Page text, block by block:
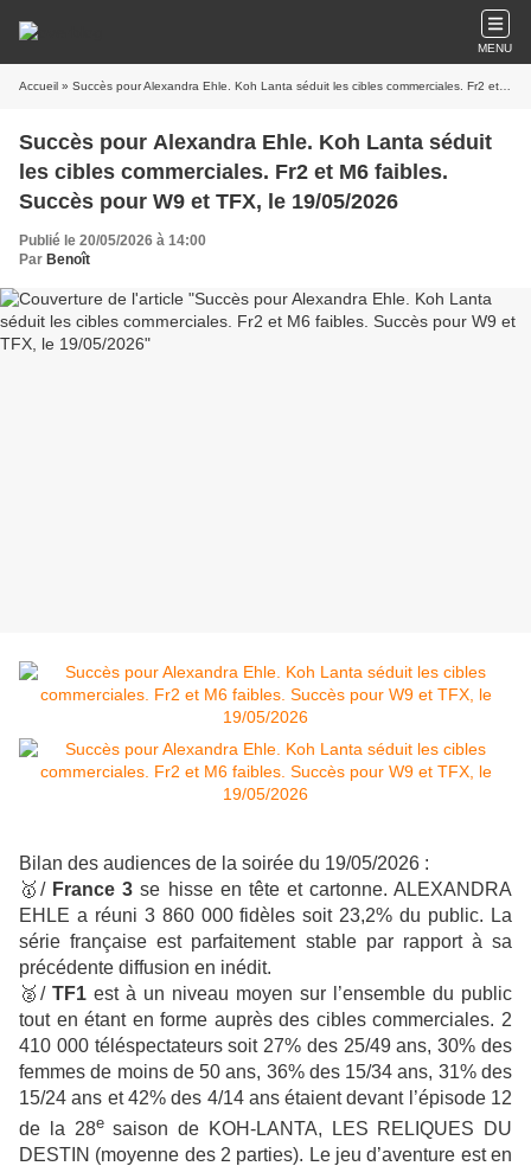
MENU
Accueil » Succès pour Alexandra Ehle. Koh Lanta séduit les cibles commerciales. Fr2 et M6 faibles. Succès pour W9 et TFX, le 19/05/2026
Succès pour Alexandra Ehle. Koh Lanta séduit
les cibles commerciales. Fr2 et M6 faibles.
Succès pour W9 et TFX, le 19/05/2026
Publié le 20/05/2026 à 14:00
Par Benoît
Bilan des audiences de la soirée du 19/05/2026 :
🥇/ France 3 se hisse en tête et cartonne. ALEXANDRA
EHLE a réuni 3 860 000 fidèles soit 23,2% du public. La
série française est parfaitement stable par rapport à sa
précédente diffusion en inédit.
🥈 / TF1 est à un niveau moyen sur l’ensemble du public
tout en étant en forme auprès des cibles commerciales. 2
410 000 téléspectateurs soit 27% des 25/49 ans, 30% des
femmes de moins de 50 ans, 36% des 15/34 ans, 31% des
15/24 ans et 42% des 4/14 ans étaient devant l’épisode 12
de la 28esaison de KOH-LANTA, LES RELIQUES DU
DESTIN (moyenne des 2 parties). Le jeu d’aventure est en